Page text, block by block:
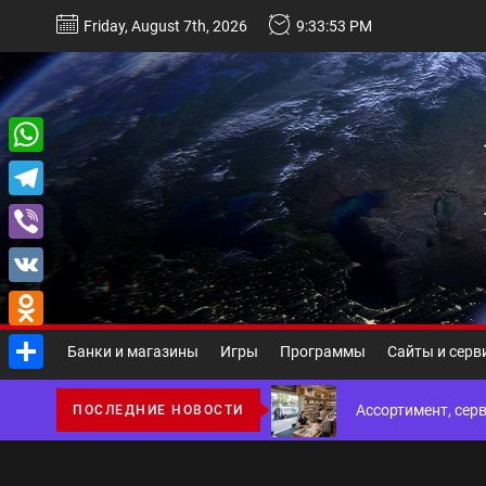
Перейти
содержимому
Friday, August 7th, 2026 9:33:54 PM
Банки и магазины Игры Программы Сайты и
ПОСЛЕДНИЕ НОВОСТИ
Некастодиальный
Виды и назначение
Основы
Ассортимент,
WhatsApp
Telegram
Viber
VK
Odnoklassniki
Отправить